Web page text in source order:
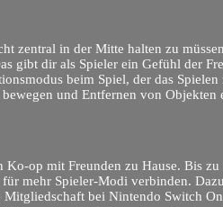
zentral in der Mitte halten zu
gibt dir als Spieler ein Gefühl der
beim Spiel, der das Spielen
und Entfernen von Objekten
op mit Freunden zu Hause. Bis
mehr Spieler-Modi verbinden.
bei Nintendo Switch